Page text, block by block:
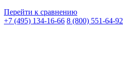
Перейти к сравнению
+7 (495) 134-16-66 8 (800) 551-64-92